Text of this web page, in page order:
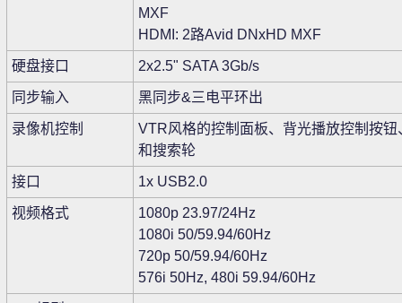
MXF
HDMI: 2路Avid DNxHD MXF
硬盘接口 2x2.5" SATA 3Gb/s
同步输入 黑同步&三电平环出
录像机控制
VTR风格的控制面板、背光播放控制按钮
和搜索轮
接口 1x USB2.0
视频格式
1080p 23.97/24Hz
1080i 50/59.94/60Hz
720p 50/59.94/60Hz
576i 50Hz, 480i 59.94/60Hz